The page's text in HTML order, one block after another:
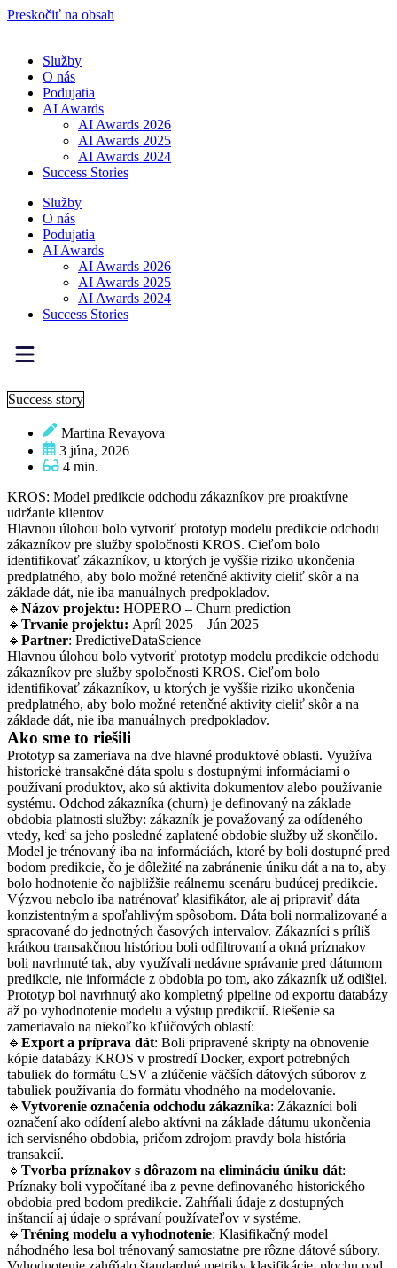
Preskočiť na obsah
Služby
O nás
Podujatia
AI Awards
AI Awards 2026
AI Awards 2025
AI Awards 2024
Success Stories
Služby
O nás
Podujatia
AI Awards
AI Awards 2026
AI Awards 2025
AI Awards 2024
Success Stories
Success story
Martina Revayova
3 júna, 2026
4 min.
KROS: Model predikcie odchodu zákazníkov pre proaktívne
udržanie klientov
Hlavnou úlohou bolo vytvoriť prototyp modelu predikcie odchodu
zákazníkov pre služby spoločnosti KROS. Cieľom bolo
identifikovať zákazníkov, u ktorých je vyššie riziko ukončenia
predplatného, aby bolo možné retenčné aktivity cieliť skôr a na
základe dát, nie iba manuálnych predpokladov.
🔹 Názov projektu: HOPERO – Churn prediction
🔹 Trvanie projektu: Apríl 2025 – Jún 2025
🔹 Partner: PredictiveDataScience
Hlavnou úlohou bolo vytvoriť prototyp modelu predikcie odchodu
zákazníkov pre služby spoločnosti KROS. Cieľom bolo
identifikovať zákazníkov, u ktorých je vyššie riziko ukončenia
predplatného, aby bolo možné retenčné aktivity cieliť skôr a na
základe dát, nie iba manuálnych predpokladov.
Ako sme to riešili
Prototyp sa zameriava na dve hlavné produktové oblasti. Využíva
historické transakčné dáta spolu s dostupnými informáciami o
používaní produktov, ako sú aktivita dokumentov alebo používanie
systému. Odchod zákazníka (churn) je definovaný na základe
obdobia platnosti služby: zákazník je považovaný za odídeného
vtedy, keď sa jeho posledné zaplatené obdobie služby už skončilo.
Model je trénovaný iba na informáciách, ktoré by boli dostupné pred
bodom predikcie, čo je dôležité na zabránenie úniku dát a na to, aby
bolo hodnotenie čo najbližšie reálnemu scenáru budúcej predikcie.
Výzvou nebolo iba natrénovať klasifikátor, ale aj pripraviť dáta
konzistentným a spoľahlivým spôsobom. Dáta boli normalizované a
spracované do jednotných časových intervalov. Zákazníci s príliš
krátkou transakčnou históriou boli odfiltrovaní a okná príznakov
boli navrhnuté tak, aby využívali nedávne správanie pred dátumom
predikcie, nie informácie z obdobia po tom, ako zákazník už odišiel.
Prototyp bol navrhnutý ako kompletný pipeline od exportu databázy
až po vyhodnotenie modelu a výstup predikcií. Riešenie sa
zameriavalo na niekoľko kľúčových oblastí:
🔹 Export a príprava dát: Boli pripravené skripty na obnovenie
kópie databázy KROS v prostredí Docker, export potrebných
tabuliek do formátu CSV a zlúčenie väčších dátových súborov z
tabuliek používania do formátu vhodného na modelovanie.
🔹 Vytvorenie označenia odchodu zákazníka: Zákazníci boli
označení ako odídení alebo aktívni na základe dátumu ukončenia
ich servisného obdobia, pričom zdrojom pravdy bola história
transakcií.
🔹 Tvorba príznakov s dôrazom na elimináciu úniku dát:
Príznaky boli vypočítané iba z pevne definovaného historického
obdobia pred bodom predikcie. Zahŕňali údaje z dostupných
inštancií aj údaje o správaní používateľov v systéme.
🔹 Tréning modelu a vyhodnotenie: Klasifikačný model
náhodného lesa bol trénovaný samostatne pre rôzne dátové súbory.